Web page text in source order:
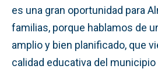
es una gran oportunidad para
familias, porque hablamos de
amplio y bien planificado, que
calidad educativa del